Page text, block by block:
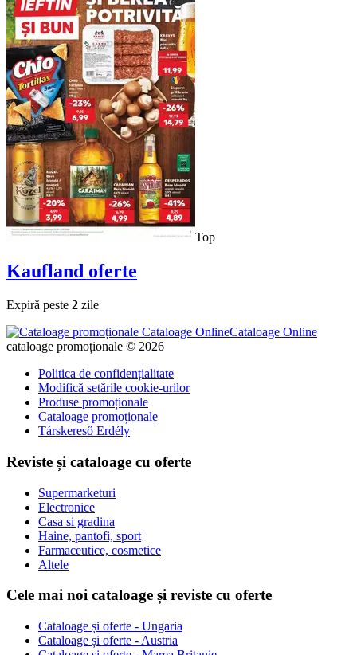
Top
Kaufland oferte
Expiră peste 2 zile
Cataloage Online
cataloage promoționale © 2026
Politica de confidențialitate
Modifică setările cookie-urilor
Produse promoționale
Cataloage promoționale
Társkereső Erdély
Reviste și cataloage cu oferte
Supermarketuri
Electronice
Casa si gradina
Haine, pantofi, sport
Farmaceutice, cosmetice
Altele
Cele mai noi cataloage și reviste cu oferte
Cataloage și oferte - Ungaria
Cataloage și oferte - Austria